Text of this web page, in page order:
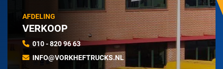
AFDELING
VERKOOP
010 - 820 96 63
INFO@VORKHEFTRUCKS.NL